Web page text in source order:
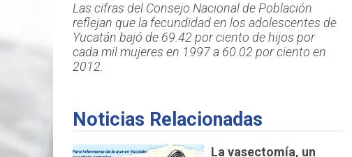
Las cifras del Consejo Nacional de Población
reflejan que la fecundidad en los adolescentes de
Yucatán bajó de 69.42 por ciento de hijos por
cada mil mujeres en 1997 a 60.02 por ciento en
2012.
Noticias Relacionadas
La vasectomía, un